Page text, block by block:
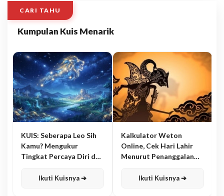
CARI TAHU
Kumpulan Kuis Menarik
KUIS: Seberapa Leo Sih
Kamu? Mengukur
Tingkat Percaya Diri dan
Ikuti Kuisnya ➔
Kalkulator Weton
Online, Cek Hari Lahir
Menurut Penanggalan
Ikuti Kuisnya ➔